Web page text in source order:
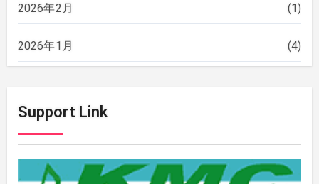
2026年2月 (1)
2026年1月 (4)
2025年11月
2025年10月 (2)
Support Link